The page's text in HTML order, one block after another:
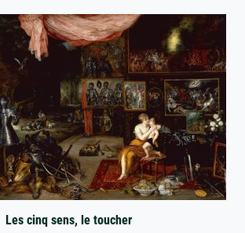
Les cinq sens, le toucher